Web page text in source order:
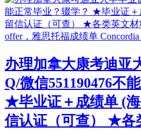
办理加拿大康考迪亚
Q/微信551190476不
★毕业证＋成绩单 (
信认证（可查） ★各